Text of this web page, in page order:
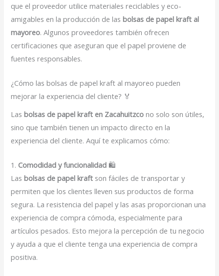
que el proveedor utilice materiales reciclables y eco-
amigables en la producción de lasbolsas de papel kraft al
mayoreo. Algunos proveedores también ofrecen
certificaciones que aseguran que el papel proviene de
fuentes responsables.
¿Cómo las bolsas de papel kraft al mayoreo pueden
mejorar la experiencia del cliente? 🏅
Lasbolsas de papel kraft en Zacahuitzco no solo son útiles,
sino que también tienen un impacto directo en la
experiencia del cliente. Aquí te explicamos cómo:
1. Comodidad y funcionalidad 🛍️
Lasbolsas de papel kraft son fáciles de transportar y
permiten que los clientes lleven sus productos de forma
segura. La resistencia del papel y las asas proporcionan una
experiencia de compra cómoda, especialmente para
artículos pesados. Esto mejora la percepción de tu negocio
y ayuda a que el cliente tenga una experiencia de compra
positiva.